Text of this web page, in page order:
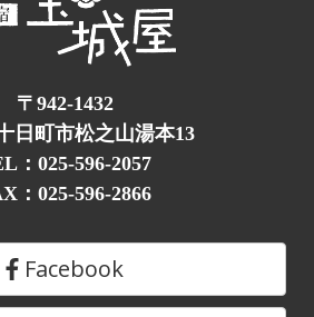
〒942-1432
日町市松之山湯本13
：025-596-2057
：025-596-2866
Facebook